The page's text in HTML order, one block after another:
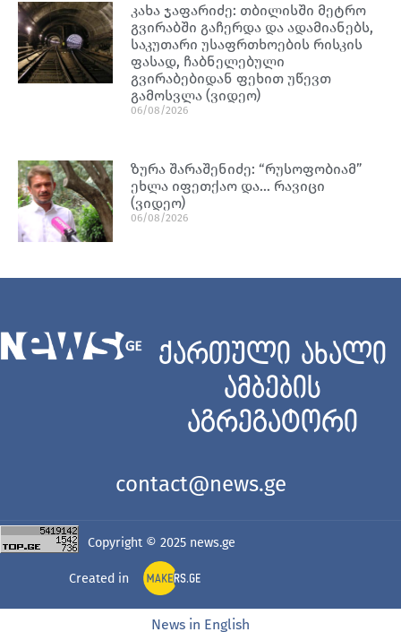
კახა ჯაფარიძე: თბილისში მეტრო
გვირაბში გაჩერდა და ადამიანებს,
საკუთარი უსაფრთხოების რისკის
ფასად, ჩაბნელებული
გვირაბებიდან ფეხით უწევთ
გამოსვლა (ვიდეო)
06/08/2026
ზურა შარაშენიძე: “რუსოფობიამ”
ეხლა იფეთქაო და… რავიცი
(ვიდეო)
06/08/2026
ქართული ახალი
ამბების
აგრეგატორი
contact@news.ge
Copyright © 2025 news.ge
Created in
News in English